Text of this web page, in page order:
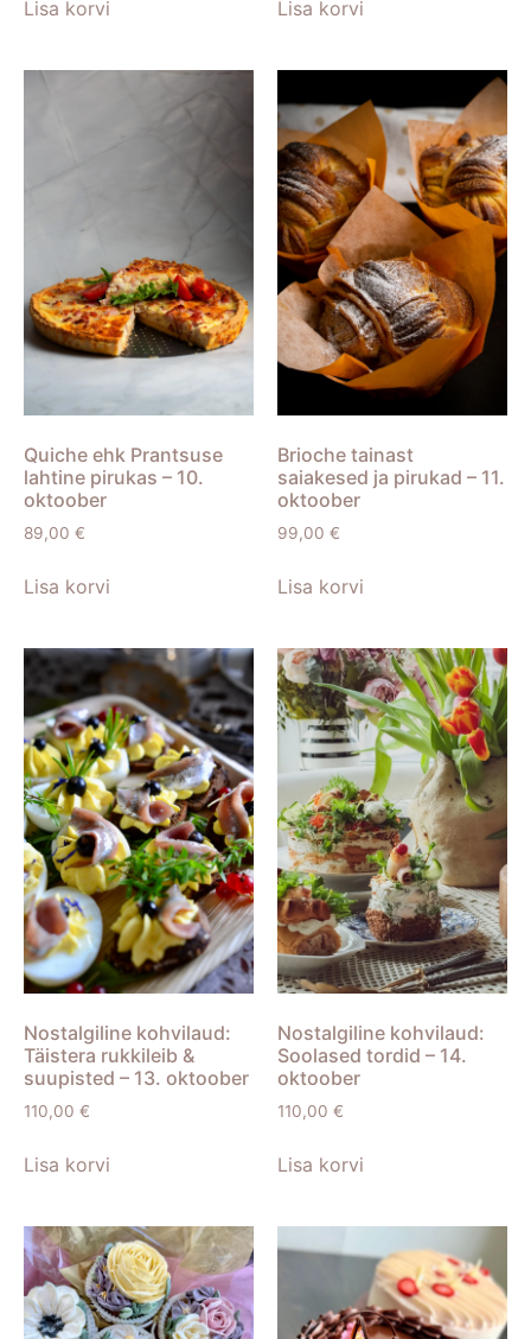
Lisa korvi Lisa korvi
Quiche ehk Prantsuse
lahtine pirukas – 10.
oktoober
89,00 €
Lisa korvi
Brioche tainast
saiakesed ja pirukad – 11.
oktoober
99,00 €
Lisa korvi
Nostalgiline kohvilaud:
Täistera rukkileib &
suupisted – 13. oktoober
110,00 €
Lisa korvi
Nostalgiline kohvilaud:
Soolased tordid – 14.
oktoober
110,00 €
Lisa korvi